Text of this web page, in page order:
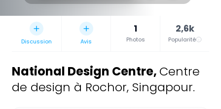
Discussion Avis
1
Photos
2,6k
Popularité
National Design Centre, Centre
de design à Rochor, Singapour.